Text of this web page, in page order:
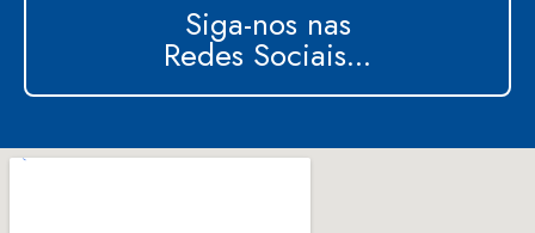
Siga-nos nas
Redes Sociais...